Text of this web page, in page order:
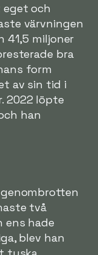
eget och
värvningen
41,5 miljoner
bra
form
av sin tid i
2022 löpte
han
två
ens hade
blev han